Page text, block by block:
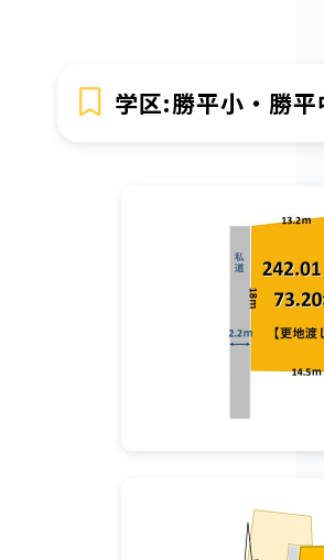
学区:勝平小・勝